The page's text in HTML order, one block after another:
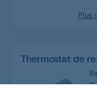
Plus
Thermostat de